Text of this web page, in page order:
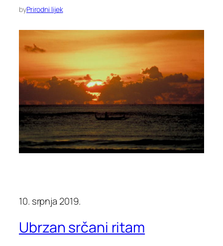
byPrirodni lijek
10. srpnja 2019.
Ubrzan srčani ritam